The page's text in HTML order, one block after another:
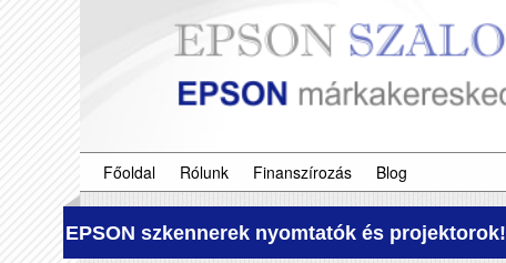
Főoldal Rólunk Finanszírozás Blog
EPSON szkennerek nyomtatók és projektorok!